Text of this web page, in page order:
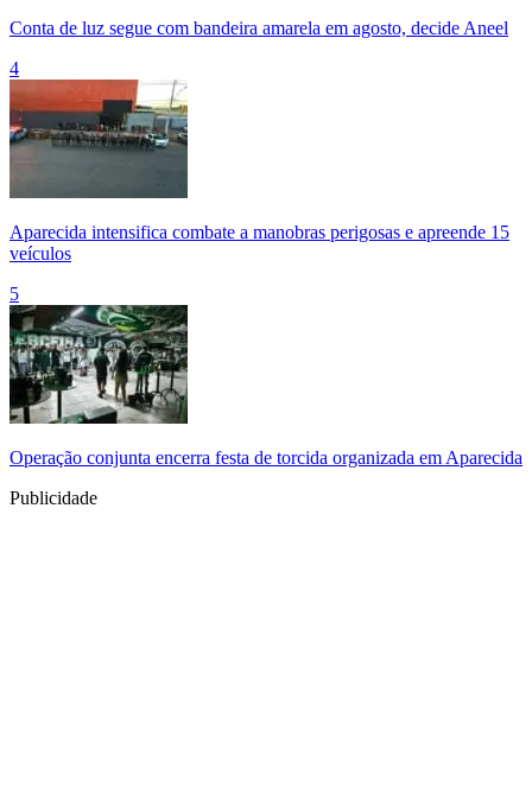
Conta de luz segue com bandeira amarela em agosto, decide Aneel
4
Aparecida intensifica combate a manobras perigosas e apreende 15
veículos
5
Operação conjunta encerra festa de torcida organizada em Aparecida
Publicidade